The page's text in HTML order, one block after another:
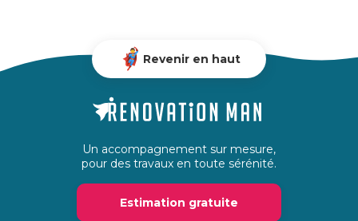
Revenir en haut
Un accompagnement sur mesure,
pour des travaux en toute sérénité.
Estimation gratuite